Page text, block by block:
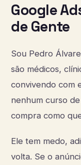
Google
de Gente
Sou Pedro
são médicos,
convivendo com
nenhum curso
compra como
Ele tem medo,
volta. Se o